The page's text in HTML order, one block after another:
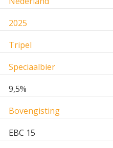
2025
Tripel
Speciaalbier
9,5%
Bovengisting
EBC 15